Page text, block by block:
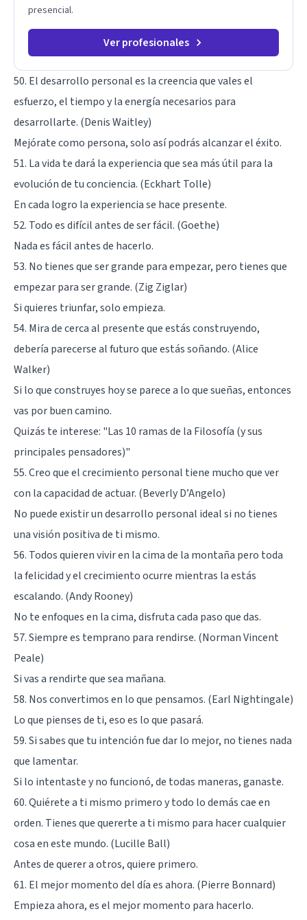
presencial.
Ver profesionales
50. El desarrollo personal es la creencia que vales el
esfuerzo, el tiempo y la energía necesarios para
desarrollarte. (Denis Waitley)
Mejórate como persona, solo así podrás alcanzar el éxito.
51. La vida te dará la experiencia que sea más útil para la
evolución de tu conciencia. (Eckhart Tolle)
En cada logro la experiencia se hace presente.
52. Todo es difícil antes de ser fácil. (Goethe)
Nada es fácil antes de hacerlo.
53. No tienes que ser grande para empezar, pero tienes que
empezar para ser grande. (Zig Ziglar)
Si quieres triunfar, solo empieza.
54. Mira de cerca al presente que estás construyendo,
debería parecerse al futuro que estás soñando. (Alice
Walker)
Si lo que construyes hoy se parece a lo que sueñas, entonces
vas por buen camino.
Quizás te interese: "Las 10 ramas de la Filosofía (y sus
principales pensadores)"
55. Creo que el crecimiento personal tiene mucho que ver
con la capacidad de actuar. (Beverly D’Angelo)
No puede existir un desarrollo personal ideal si no tienes
una visión positiva de ti mismo.
56. Todos quieren vivir en la cima de la montaña pero toda
la felicidad y el crecimiento ocurre mientras la estás
escalando. (Andy Rooney)
No te enfoques en la cima, disfruta cada paso que das.
57. Siempre es temprano para rendirse. (Norman Vincent
Peale)
Si vas a rendirte que sea mañana.
58. Nos convertimos en lo que pensamos. (Earl Nightingale)
Lo que pienses de ti, eso es lo que pasará.
59. Si sabes que tu intención fue dar lo mejor, no tienes nada
que lamentar.
Si lo intentaste y no funcionó, de todas maneras, ganaste.
60. Quiérete a ti mismo primero y todo lo demás cae en
orden. Tienes que quererte a ti mismo para hacer cualquier
cosa en este mundo. (Lucille Ball)
Antes de querer a otros, quiere primero.
61. El mejor momento del día es ahora. (Pierre Bonnard)
Empieza ahora, es el mejor momento para hacerlo.